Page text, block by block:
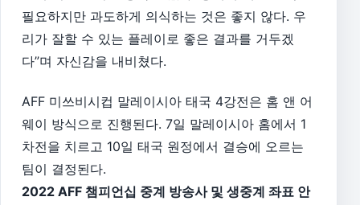
필요하지만 과도하게 의식하는 것은 좋지 않다. 우
리가 잘할 수 있는 플레이로 좋은 결과를 거두겠
다”며 자신감을 내비쳤다.
AFF 미쓰비시컵 말레이시아 태국 4강전은 홈 앤 어
웨이 방식으로 진행된다. 7일 말레이시아 홈에서 1
차전을 치르고 10일 태국 원정에서 결승에 오르는
팀이 결정된다.
2022 AFF 챔피언십 중계 방송사 및 생중계 좌표 안